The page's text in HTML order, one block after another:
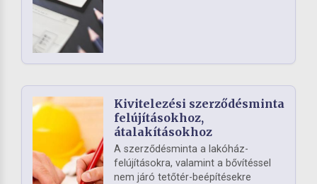
Kivitelezési szerződésminta
felújításokhoz,
átalakításokhoz
A szerződésminta a lakóház-
felújításokra, valamint a bővítéssel
nem járó tetőtér-beépítésekre